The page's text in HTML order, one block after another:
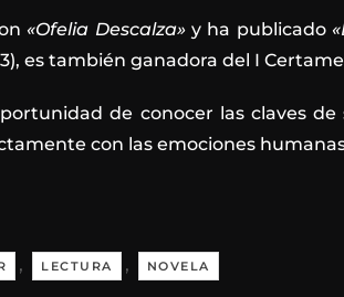
«Ofelia Descalza»y ha publicado
es también ganadora del I
de conocer las claves
con las emociones
, LECTURA , NOVELA